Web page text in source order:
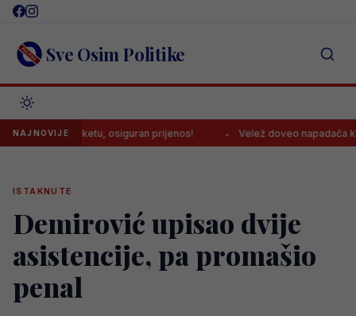
Skip
content Sve Osim Politike
NAJNOVIJEosiguran prijenos! Velež doveo napadača kojeg su
ISTAKNUTE
Demirović upisao dvije
asistencije, pa promašio
penal